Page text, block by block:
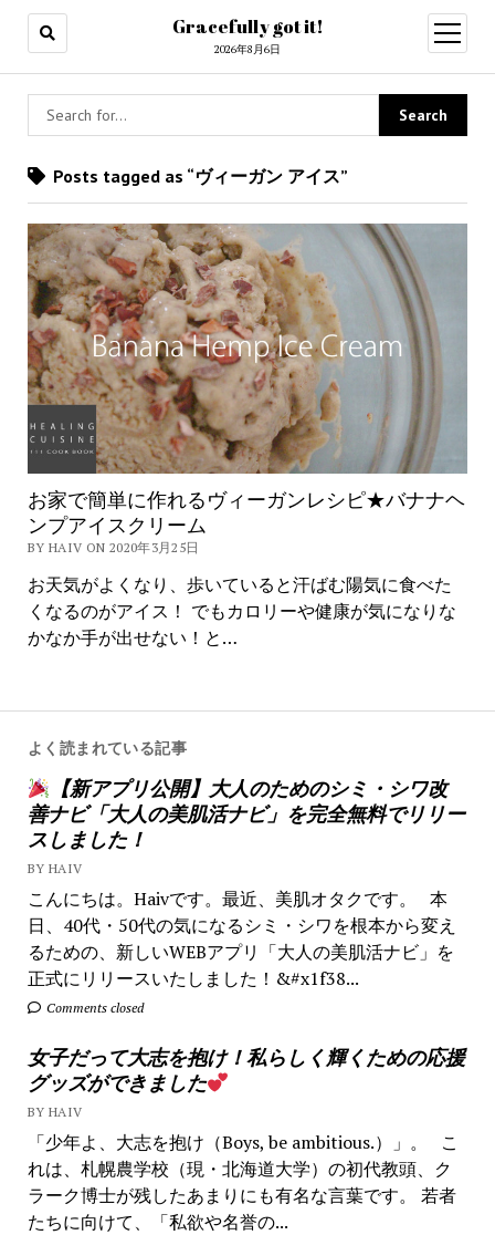
Gracefully got it!
2026年8月6日
open
menu
よく読まれている記事
【新アプリ公開】大人のためのシミ・シワ改
善ナビ「大人の美肌活ナビ」を完全無料でリリー
スしました！
BY HAIV
こんにちは。Haivです。最近、美肌オタクです。 本
日、40代・50代の気になるシミ・シワを根本から変え
るための、新しいWEBアプリ「大人の美肌活ナビ」を
正式にリリースいたしました！&#x1f38...
Comments closed
女子だって大志を抱け！私らしく輝くための応援
グッズができました
BY HAIV
「少年よ、大志を抱け（Boys, be ambitious.）」。 こ
れは、札幌農学校（現・北海道大学）の初代教頭、ク
ラーク博士が残したあまりにも有名な言葉です。 若者
たちに向けて、「私欲や名誉の...
Posts tagged as “ヴィーガン アイス”
お家で簡単に作れるヴィーガンレシピ★バナナヘ
ンプアイスクリーム
BY HAIV ON 2020年3月25日
お天気がよくなり、歩いていると汗ばむ陽気に食べた
くなるのがアイス！ でもカロリーや健康が気になりな
かなか手が出せない！と…